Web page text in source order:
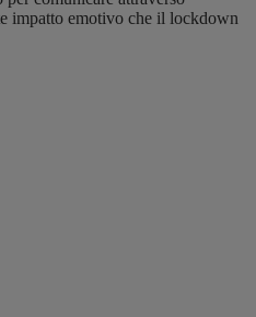
impatto emotivo che il lockdown